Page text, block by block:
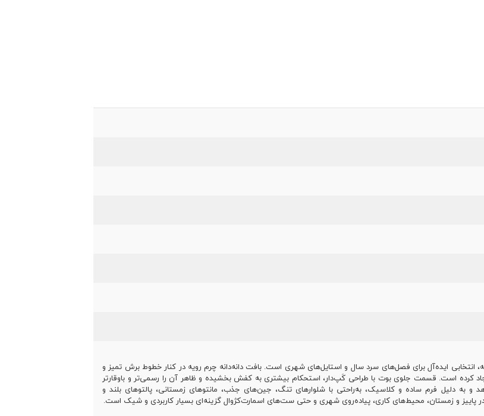
انتخابی ایده‌آل برای فصل‌های سرد سال و استایل‌های شهری است. بافت دانه‌دانه چرم رویه در کنار خطوط برش تمیز و
کرده است. قسمت جلوی بوت با طراحی کَپ‌دار، استحکام بیشتری به کفش بخشیده و ظاهر آن را رسمی‌تر و باوقارتر
و به دلیل فرم ساده و کلاسیک، به‌راحتی با شلوارهای تنگ، جین‌های جذب، مانتوهای زمستانی، پالتوهای بلند و
پاییز و زمستان، محیط‌های کاری، پیاده‌روی شهری و حتی ست‌های اسمارت‌کژوال گزینه‌ای بسیار کاربردی و شیک است.